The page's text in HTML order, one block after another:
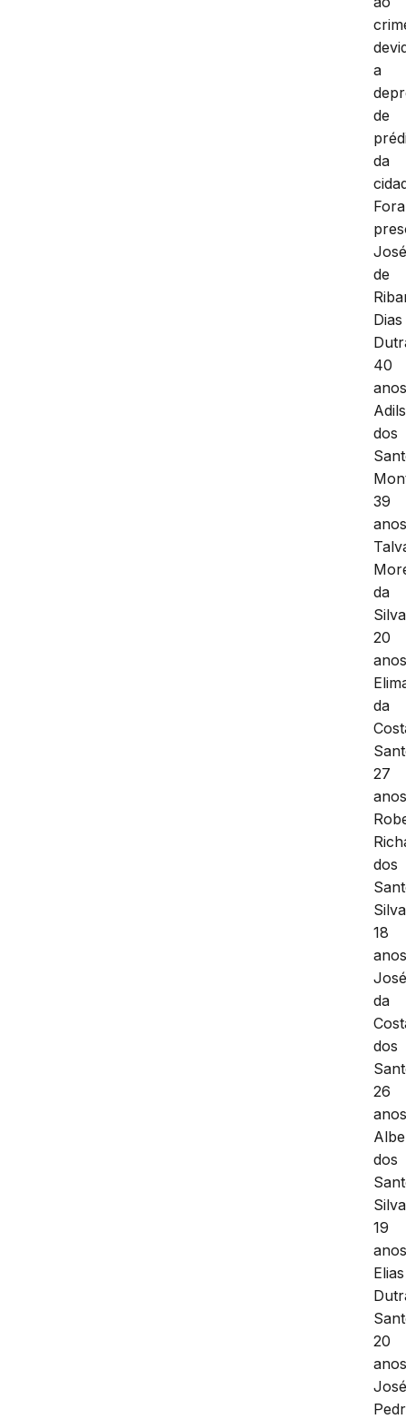
a
de
da
de
Dias
40
dos
39
da
20
da
27
dos
18
da
dos
26
dos
19
Elias
20